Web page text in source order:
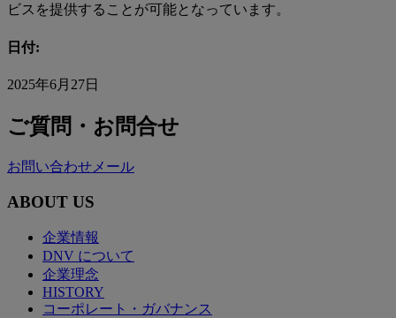
ビスを提供することが可能となっています。
日付:
2025年6月27日
ご質問・お問合せ
お問い合わせメール
ABOUT US
企業情報
DNV について
企業理念
HISTORY
コーポレート・ガバナンス